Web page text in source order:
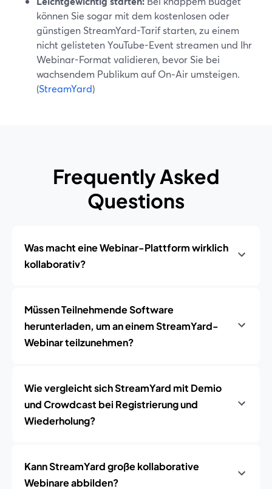
können Sie sogar mit dem kostenlosen oder
günstigen StreamYard-Tarif starten, zu einem
nicht gelisteten YouTube-Event streamen und Ihr
Webinar-Format validieren, bevor Sie bei
wachsendem Publikum auf On‑Air umsteigen.
(StreamYard)
Frequently Asked
Questions
Was macht eine Webinar-Plattform wirklich
kollaborativ?
Müssen Teilnehmende Software
herunterladen, um an einem StreamYard-
Webinar teilzunehmen?
Wie vergleicht sich StreamYard mit Demio
und Crowdcast bei Registrierung und
Wiederholung?
Kann StreamYard große kollaborative
Webinare abbilden?